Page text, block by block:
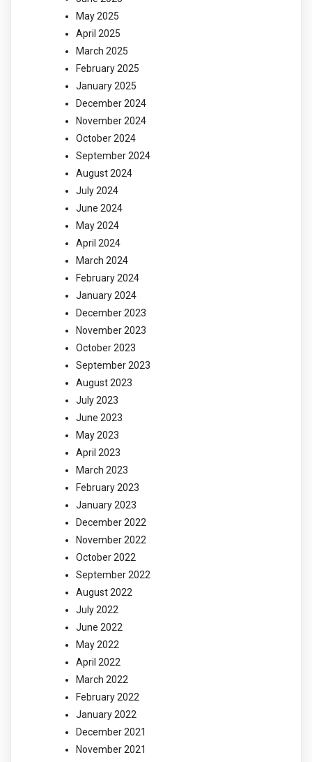
May 2025
April 2025
March 2025
February 2025
January 2025
December 2024
November 2024
October 2024
September 2024
August 2024
July 2024
June 2024
May 2024
April 2024
March 2024
February 2024
January 2024
December 2023
November 2023
October 2023
September 2023
August 2023
July 2023
June 2023
May 2023
April 2023
March 2023
February 2023
January 2023
December 2022
November 2022
October 2022
September 2022
August 2022
July 2022
June 2022
May 2022
April 2022
March 2022
February 2022
January 2022
December 2021
November 2021